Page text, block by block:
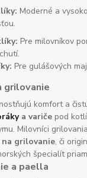
Moderné a
Pre milovníkov
Pre gulášových
grilovanie
komfort a
a variče pod
Milovníci
grilovanie, či
špecialít
a paella